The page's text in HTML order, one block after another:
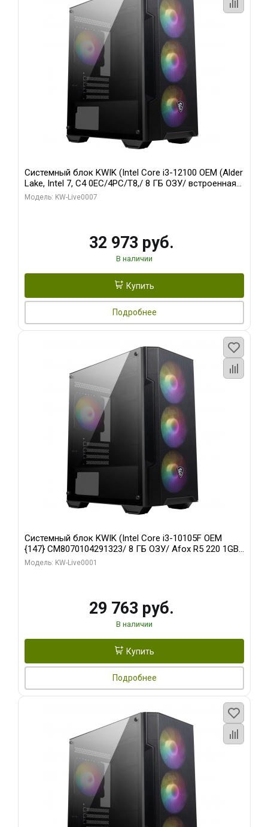
Системный блок KWIK (Intel Core i3-12100 OEM (Alder
Lake, Intel 7, C4 0EC/4PC/T8,/ 8 ГБ ОЗУ/ встроенная
графика/ 128 ГБ SSD)
Модель: KW-Live0007
32 973 руб.
В наличии
Купить
Подробнее
Системный блок KWIK (Intel Core i3-10105F OEM
{147} CM8070104291323/ 8 ГБ ОЗУ/ Afox R5 220 1GB
DDR3 64bit VGA DVI HDMI 1FAN LP RTL / 128 ГБ SSD)
Модель: KW-Live0001
29 763 руб.
В наличии
Купить
Подробнее